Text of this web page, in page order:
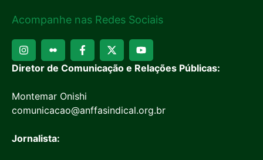
Acompanhe nas Redes Sociais
Diretor de Comunicação e Relações Públicas:
Montemar Onishi
comunicacao@anffasindical.org.br
Jornalista: